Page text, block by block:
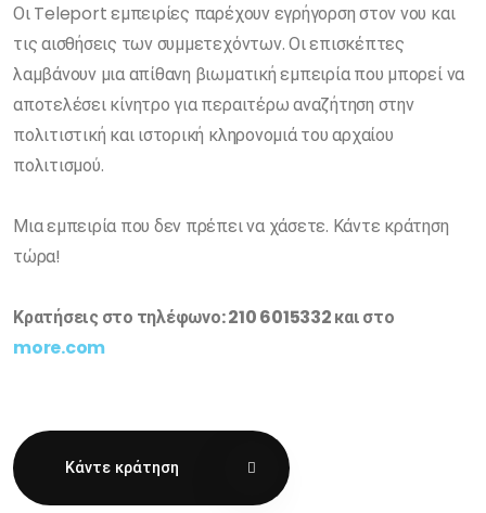
Οι Teleport εμπειρίες παρέχουν εγρήγορση στον νου και
τις αισθήσεις των συμμετεχόντων. Οι επισκέπτες
λαμβάνουν μια απίθανη βιωματική εμπειρία που μπορεί να
αποτελέσει κίνητρο για περαιτέρω αναζήτηση στην
πολιτιστική και ιστορική κληρονομιά του αρχαίου
πολιτισμού.
Μια εμπειρία που δεν πρέπει να χάσετε. Κάντε κράτηση
τώρα!
Κρατήσεις στο τηλέφωνο: 210 6015332 και στο
more.com
Κάντε κράτηση